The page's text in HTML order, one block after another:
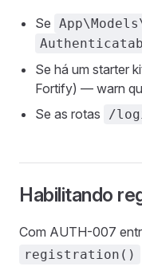
Se
Se há um starter
Fortify) — warn
Se as rotas
/
Habilitando
Com AUTH-007
registration()